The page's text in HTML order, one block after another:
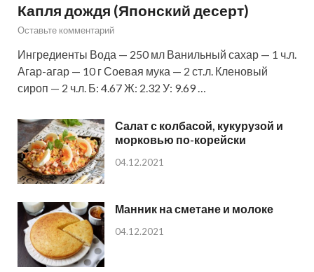
Капля дождя (Японский десерт)
Оставьте комментарий
Ингредиенты Вода — 250 мл Ванильный сахар — 1 ч.л.
Агар-агар — 10 г Соевая мука — 2 ст.л. Кленовый
сироп — 2 ч.л. Б: 4.67 Ж: 2.32 У: 9.69 …
Салат с колбасой, кукурузой и
морковью по-корейски
04.12.2021
Манник на сметане и молоке
04.12.2021